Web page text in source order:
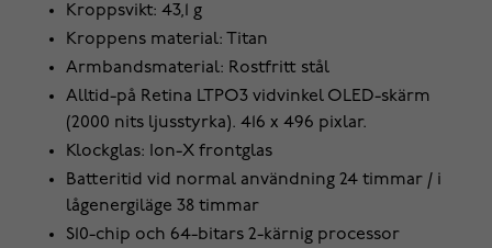
Kroppsvikt: 43,1 g
Kroppens material: Titan
Armbandsmaterial: Rostfritt stål
Alltid-på Retina LTPO3 vidvinkel OLED-skärm
(2000 nits ljusstyrka). 416 x 496 pixlar.
Klockglas: Ion-X frontglas
Batteritid vid normal användning 24 timmar / i
lågenergiläge 38 timmar
S10-chip och 64-bitars 2-kärnig processor